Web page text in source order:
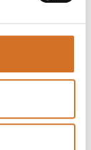
og saucer.